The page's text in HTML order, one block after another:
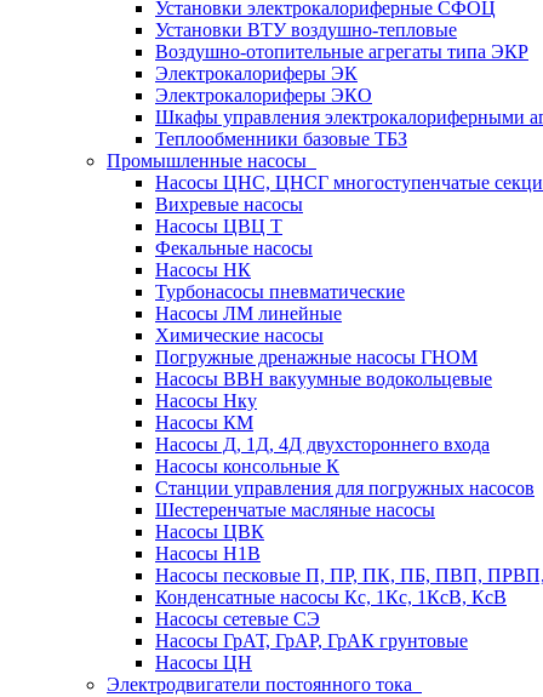
Установки электрокалориферные СФОЦ
Установки ВТУ воздушно-тепловые
Воздушно-отопительные агрегаты типа ЭКР
Электрокалориферы ЭК
Электрокалориферы ЭКО
Шкафы управления электрокалориферными
Теплообменники базовые ТБЗ
Промышленные насосы
Насосы ЦНС, ЦНСГ многоступенчатые
Вихревые насосы
Насосы ЦВЦ Т
Фекальные насосы
Насосы НК
Турбонасосы пневматические
Насосы ЛМ линейные
Химические насосы
Погружные дренажные насосы ГНОМ
Насосы ВВН вакуумные водокольцевые
Насосы Нку
Насосы КМ
Насосы Д, 1Д, 4Д двухстороннего входа
Насосы консольные К
Станции управления для погружных насосов
Шестеренчатые масляные насосы
Насосы ЦВК
Насосы Н1В
Насосы песковые П, ПР, ПК, ПБ, ПВП,
Конденсатные насосы Кс, 1Кс, 1КсВ, КсВ
Насосы сетевые СЭ
Насосы ГрАТ, ГрАР, ГрАК грунтовые
Насосы ЦН
Электродвигатели постоянного тока